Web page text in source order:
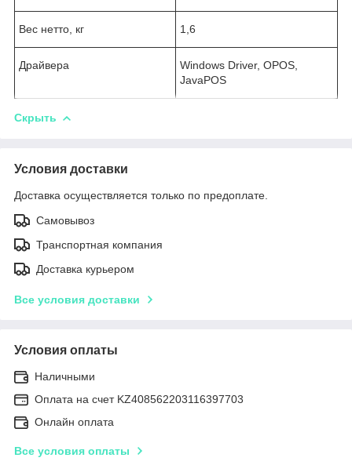
Вес нетто, кг 1,6
Драйвера
Windows Driver, OPOS,
JavaPOS
Скрыть
Условия доставки
Доставка осуществляется только по предоплате.
Самовывоз
Транспортная компания
Доставка курьером
Все условия доставки
Условия оплаты
Наличными
Оплата на счет KZ408562203116397703
Онлайн оплата
Все условия оплаты